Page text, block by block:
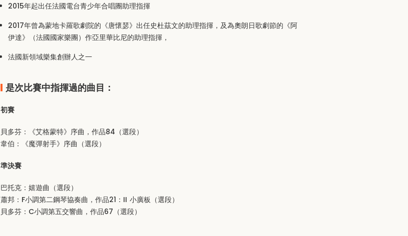
2015年起出任法國電台青少年合唱團助理指揮
2017年曾為蒙地卡羅歌劇院的《唐懷瑟》出任史杜茲文的助理指揮，及為奧朗日歌劇節的《阿
伊達》（法國國家樂團）作亞里華比尼的助理指揮，
法國新領域樂集創辦人之一
是次比賽中指揮過的曲目：
初賽
貝多芬：《艾格蒙特》序曲，作品84（選段）
韋伯：《魔彈射手》序曲（選段）
準決賽
巴托克：嬉遊曲（選段）
蕭邦：F小調第二鋼琴協奏曲，作品21：II 小廣板（選段）
貝多芬：C小調第五交響曲，作品67（選段）